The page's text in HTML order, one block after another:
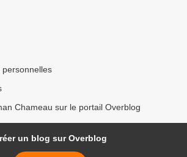
Chameau sur le portail Overblog
un blog sur Overblog